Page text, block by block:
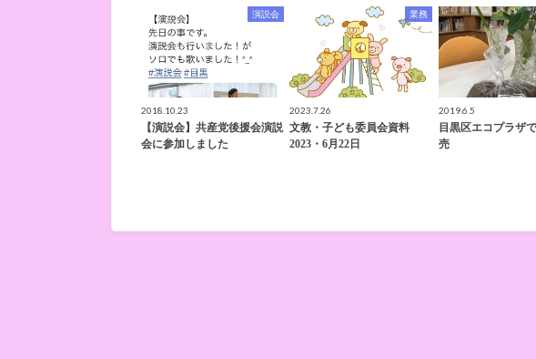
演説会
2018.10.23
【演説会】共産党後援会演説
会に参加しました
業務
2023.7.26
文教・子ども委員会資料
2023・6月22日
2019.6.5
目黒区エコプラザ
売